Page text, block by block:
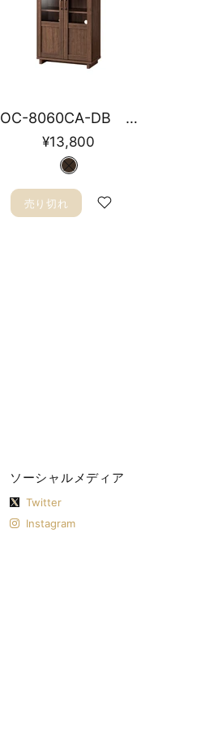
COC-8060CA-DB キャビネット 幅58.7cm
¥13,800
売り切れ
ソーシャルメディア
Twitter
Instagram